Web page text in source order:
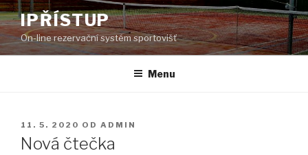
Přejít
k
obsahu
webu
IPŘÍSTUP
On-line rezervační systém sportovišť
Menu
PUBLIKOVÁNO
11. 5. 2020 OD ADMIN
Nová čtečka